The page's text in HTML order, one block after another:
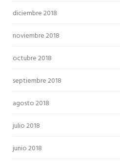
diciembre 2018
noviembre 2018
octubre 2018
septiembre 2018
agosto 2018
julio 2018
junio 2018